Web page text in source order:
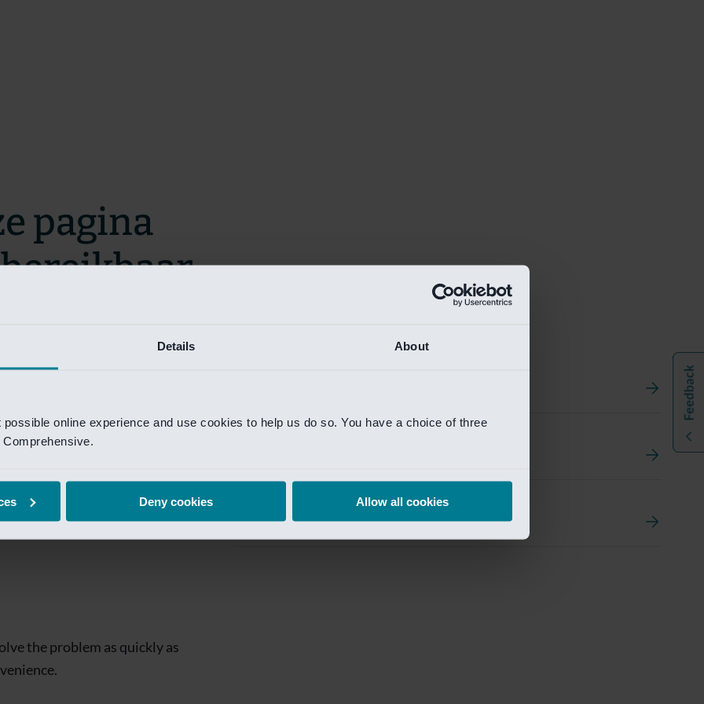
Details About
online experience and use cookies to help us do so. You have a choice of three
Deny cookies Allow all cookies
Van Lanschot Kempen Research
pagina
zo snel mogelijk te verhelpen.
te krijgen.
is
the problem as quickly as